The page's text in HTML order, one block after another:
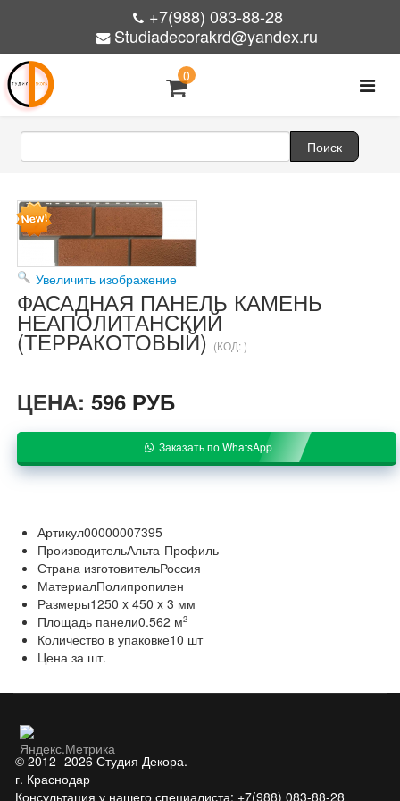
+7(988) 083-88-28
Studiadecorakrd@yandex.ru
0
Увеличить изображение
ФАСАДНАЯ ПАНЕЛЬ КАМЕНЬ
НЕАПОЛИТАНСКИЙ
(ТЕРРАКОТОВЫЙ)(КОД:)
ЦЕНА: 596 РУБ
Заказать по WhatsApp
Артикул00000007395
ПроизводительАльта-Профиль
Страна изготовительРоссия
МатериалПолипропилен
Размеры1250 x 450 x 3 мм
Площадь панели0.562 м2
Количество в упаковке10 шт
Цена за шт.
© 2012 -2026 Студия Декора.
г. Краснодар
Консультация у нашего специалиста: +7(988) 083-88-28